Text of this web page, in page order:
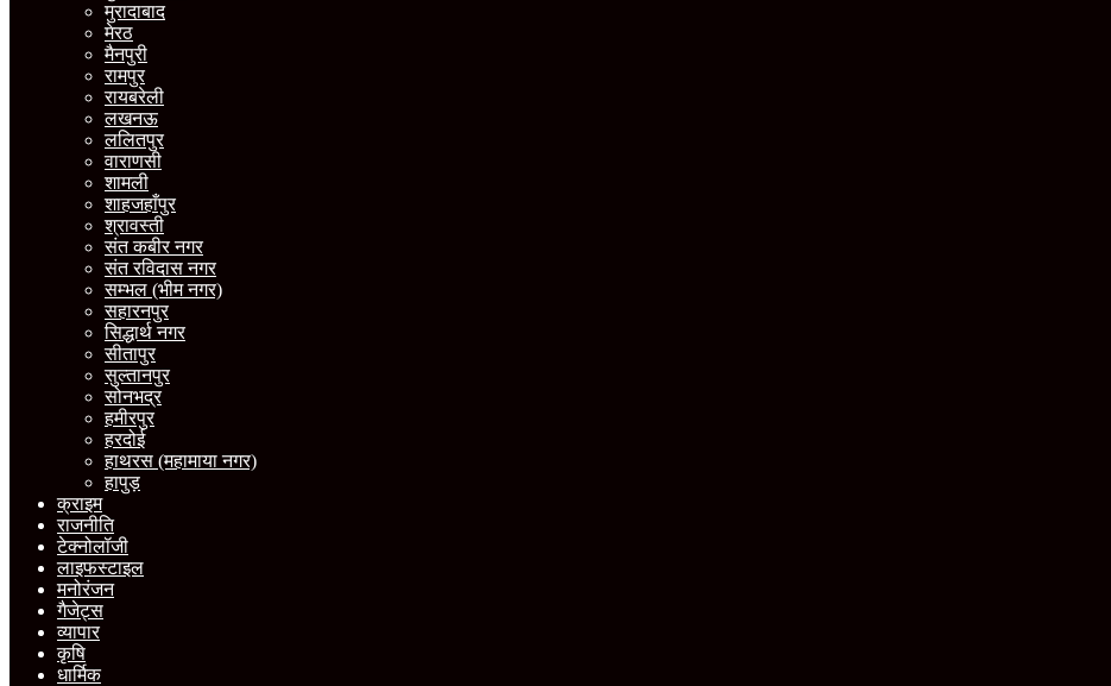
मुरादाबाद
मेरठ
मैनपुरी
रामपुर
रायबरेली
लखनऊ
ललितपुर
वाराणसी
शामली
शाहजहाँपुर
श्रावस्ती
संत कबीर नगर
संत रविदास नगर
सम्भल (भीम नगर)
सहारनपुर
सिद्धार्थ नगर
सीतापुर
सुल्तानपुर
सोनभद्र
हमीरपुर
हरदोई
हाथरस (महामाया नगर)
हापुड़
क्राइम
राजनीति
टेक्नोलॉजी
लाइफस्टाइल
मनोरंजन
गैजेट्स
व्यापार
कृषि
धार्मिक